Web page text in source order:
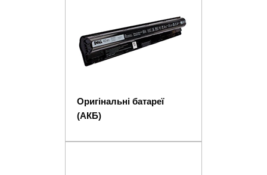
Оригінальні батареї
(АКБ)